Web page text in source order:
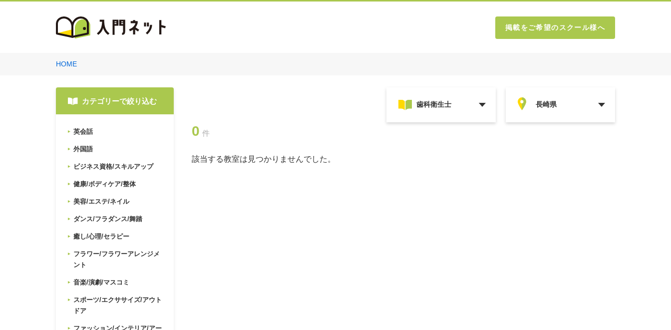
掲載をご希望のスクール様へ
HOME
カテゴリーで絞り込む
英会話
外国語
ビジネス資格/スキルアップ
健康/ボディケア/整体
美容/エステ/ネイル
ダンス/フラダンス/舞踏
癒し/心理/セラピー
フラワー/フラワーアレンジメ
ント
音楽/演劇/マスコミ
スポーツ/エクササイズ/アウト
ドア
ファッション/インテリア/アー
0 件
該当する教室は見つかりませんでした。